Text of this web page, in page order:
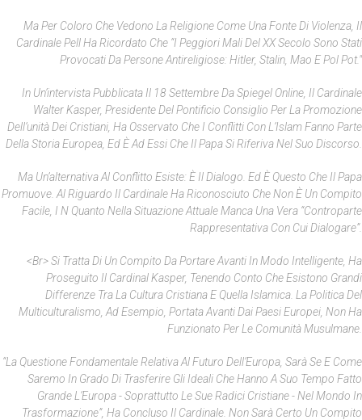
Ma Per Coloro Che Vedono La Religione Come Una Fonte Di Violenza, Il
Cardinale Pell Ha Ricordato Che “i Peggiori Mali Del XX Secolo Sono Stati
Provocati Da Persone Antireligiose: Hitler, Stalin, Mao E Pol Pot."
In Un’intervista Pubblicata Il 18 Settembre DaSpiegel Online , Il Cardinale
Walter Kasper, Presidente Del Pontificio Consiglio Per La Promozione
Dell’unità Dei Cristiani, Ha Osservato Che I Conflitti Con L’Islam Fanno Parte
Della Storia Europea, Ed È Ad Essi Che Il Papa Si Riferiva Nel Suo Discorso.
Ma Un’alternativa Al Conflitto Esiste: È Il Dialogo. Ed È Questo Che Il Papa
Promuove. Al Riguardo Il Cardinale Ha Riconosciuto Che Non È Un Compito
Facile, I N Quanto Nella Situazione Attuale Manca Una Vera “controparte
Rappresentativa Con Cui Dialogare”.
<br> Si Tratta Di Un Compito Da Portare Avanti In Modo Intelligente, Ha
Proseguito Il Cardinal Kasper, Tenendo Conto Che Esistono Grandi
Differenze Tra La Cultura Cristiana E Quella Islamica. La Politica Del
Multiculturalismo, Ad Esempio, Portata Avanti Dai Paesi Europei, Non Ha
Funzionato Per Le Comunità Musulmane.
“La Questione Fondamentale Relativa Al Futuro Dell’Europa, Sarà Se E Come
Saremo In Grado Di Trasferire Gli Ideali Che Hanno A Suo Tempo Fatto
Grande L’Europa - Soprattutto Le Sue Radici Cristiane - Nel Mondo In
Trasformazione”, Ha Concluso Il Cardinale. Non Sarà Certo Un Compito